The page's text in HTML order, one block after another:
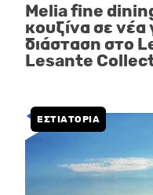
Melia fine
κουζίνα σε
διάσταση στο
Lesante
ΕΣΤΙΑΤΟΡΙΑ